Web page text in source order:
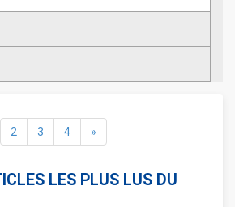
2 3 4 »
LES PLUS LUS DU